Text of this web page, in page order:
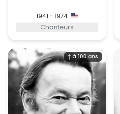
1941 - 1974
Chanteurs
† à 100 ans